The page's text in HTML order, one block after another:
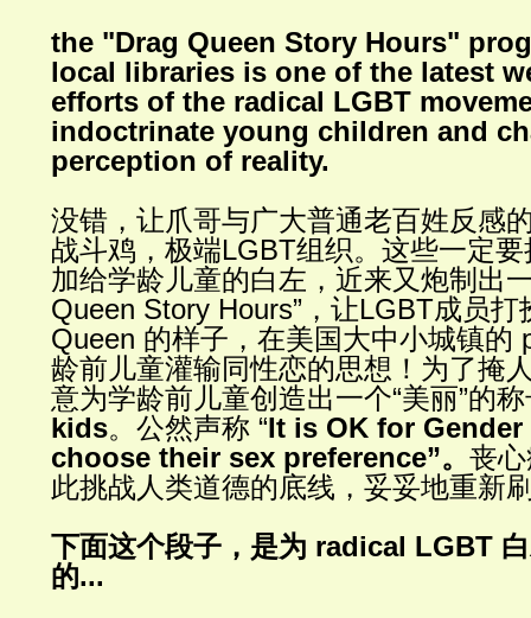
the "Drag Queen Story Hours"
local libraries is one of the latest
efforts of the radical LGBT
indoctrinate young children and
perception of reality.
没错，让爪哥与广大普通老百姓反感
战斗鸡，极端LGBT组织。这些一定
加给学龄儿童的白左，近来又炮制出
Queen Story Hours” ，让LGBT成员打
Queen 的样子，在美国大中小城镇的
龄前儿童灌输同性恋的思想！为了掩
意为学龄前儿童创造出一个“美丽”的
kids。公然声称 “It is OK for
choose their sex preference”。 丧
此挑战人类道德的底线，妥妥地重新
下面这个段子，是为 radical LGBT
的...